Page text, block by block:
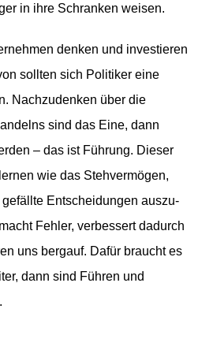
in ihre Schranken weisen.
denken und inves­tieren
sollten sich Politiker eine
Nachzu­denken über die
sind das Eine, dann
– das ist Führung. Dieser
wie das Stehver­mögen,
Entschei­dungen auszu­
Fehler, verbessert dadurch
uns bergauf. Dafür braucht es
dann sind Führen und